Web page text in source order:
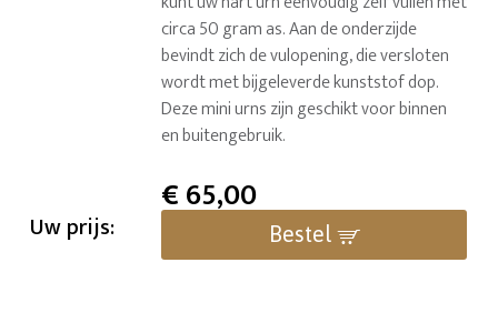
circa 50 gram as. Aan de onderzijde
bevindt zich de vulopening, die versloten
wordt met bijgeleverde kunststof dop.
Deze mini urns zijn geschikt voor binnen
en buitengebruik.
Uw prijs:
€65,00
Bestel